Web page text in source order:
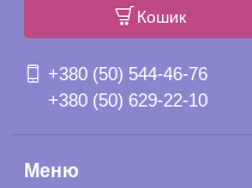
Кошик
+380 (50) 544-46-76
+380 (50) 629-22-10